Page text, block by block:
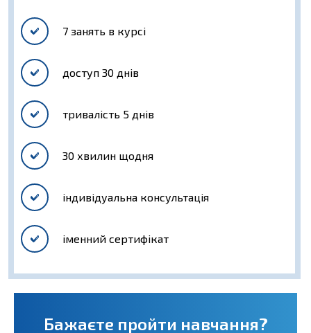
7 занять в курсі
доступ 30 днів
тривалість 5 днів
30 хвилин щодня
індивідуальна консультація
іменний сертифікат
Бажаєте пройти навчання?